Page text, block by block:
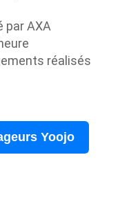
par AXA
réalisés
Yoojo